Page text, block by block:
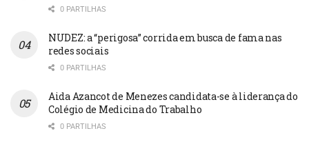
0 PARTILHAS
NUDEZ: a “perigosa” corrida em busca de fama nas
redes sociais
0 PARTILHAS
Aida Azancot de Menezes candidata-se à liderança do
Colégio de Medicina do Trabalho
0 PARTILHAS